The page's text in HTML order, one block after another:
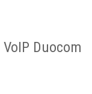
Duocom